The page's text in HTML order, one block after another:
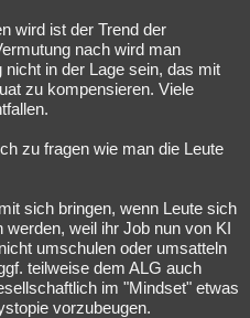
wird ist der Trend der
nach wird man
in der Lage sein, das mit
zu kompensieren. Viele
zu fragen wie man die Leute
sich bringen, wenn Leute sich
weil ihr Job nun von KI
umschulen oder umsatteln
teilweise dem ALG auch
im "Mindset" etwas
vorzubeugen.